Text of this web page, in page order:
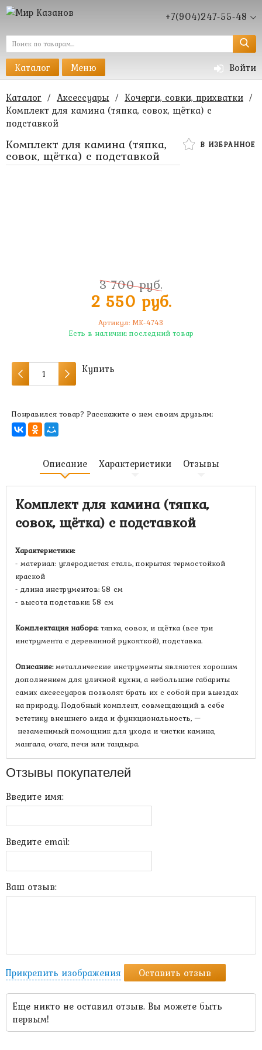
+7(904)247-55-48
Каталог Меню Войти
Каталог / Аксессуары / Кочерги, совки, прихватки /
Комплект для камина (тяпка, совок, щётка) с
подставкой
В ИЗБРАННОЕ
Комплект для камина (тяпка,
совок, щётка) с подставкой
3 700 руб.
2 550 руб.
Артикул: MK-4743
Есть в наличии: последний товар
Купить
Понравился товар? Расскажите о нем своим друзьям:
Описание Характеристики Отзывы
Комплект для камина (тяпка,
совок, щётка) с подставкой
Характеристики:
- материал: углеродистая сталь, покрытая термостойкой
краской
- длина инструментов: 58 см
- высота подставки: 58 см
Комплектация набора:тяпка, совок, и щётка (все три
инструмента с деревянной рукояткой), подставка.
Описание:металлические инструменты являются хорошим
дополнением для уличной кухни, а небольшие габариты
самих аксессуаров позволят брать их с собой при выездах
на природу. Подобный комплект, совмещающий в себе
эстетику внешнего вида и функциональность, –
незаменимый помощник для ухода и чистки камина,
мангала, очага, печи или тандыра.
Отзывы покупателей
Введите имя:
Введите email:
Ваш отзыв:
Прикрепить изображения Оставить отзыв
Еще никто не оставил отзыв. Вы можете быть
первым!